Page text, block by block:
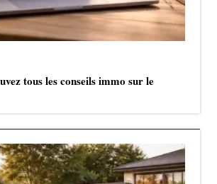
tous les conseils immo sur le